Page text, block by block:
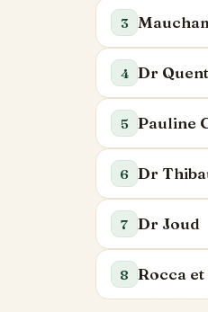
3
4 Dr
5 Pauline
6 Dr
7 Dr Joud
8 Rocca